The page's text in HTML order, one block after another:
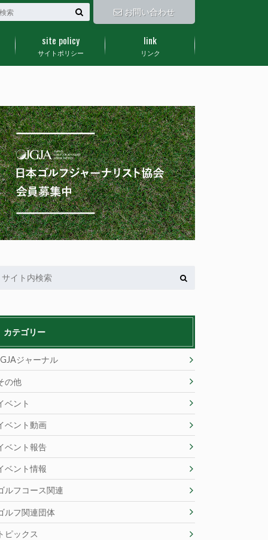
お問い合わせ
サイトポリシー
site policy
リンク
link
カテゴリー
ジャーナル
の他
ベント
ベント動画
ベント報告
ベント情報
ルフコース関連
ルフ関連団体
トピックス